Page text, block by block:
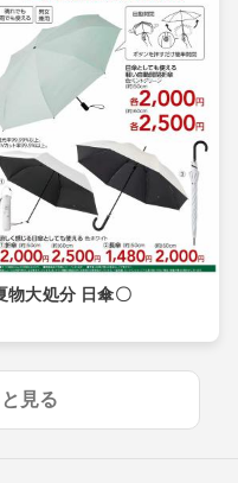
物大処分 日傘〇
見る